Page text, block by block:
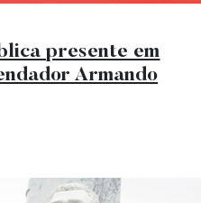
presente em
Armando